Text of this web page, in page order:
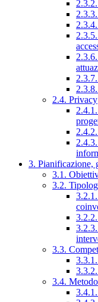
2.4. Privacy
3. Pianificazione,
3.1.
3.2.
3.3.
3.4.